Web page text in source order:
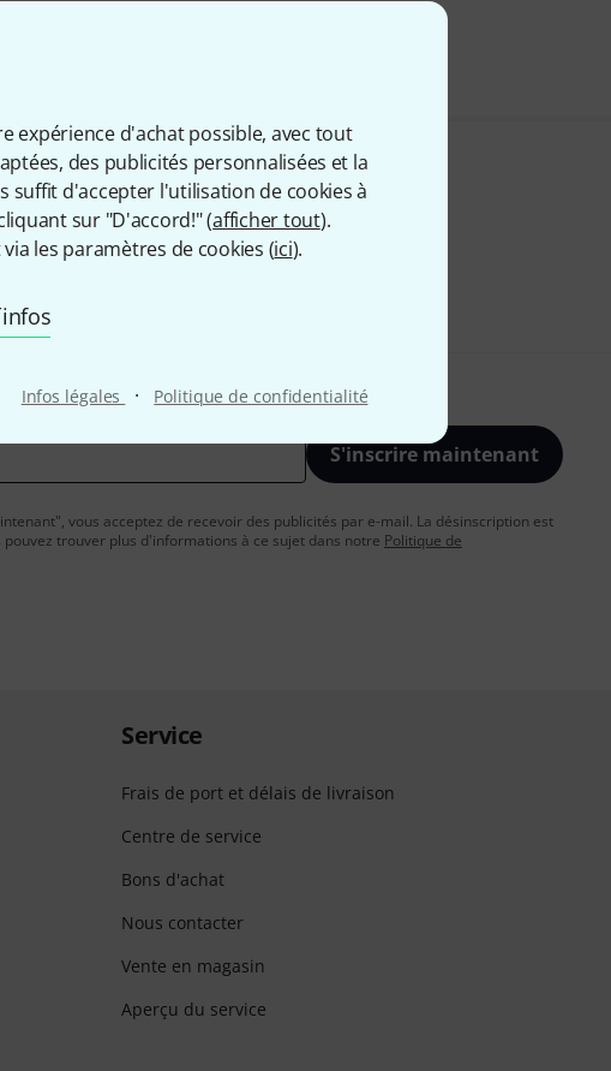
expérience d'achat possible, avec tout
des publicités personnalisées et la
suffit d'accepter l'utilisation de cookies à
sur "D'accord!" (afficher tout).
les paramètres de cookies (ici).
Infos légales · Politique de confidentialité
S'inscrire maintenant
vous acceptez de recevoir des publicités par e-mail. La désinscription est
trouver plus d'informations à ce sujet dans notre Politique de
Service
Frais de port et délais de livraison
Centre de service
Bons d'achat
Nous contacter
Vente en magasin
Aperçu du service